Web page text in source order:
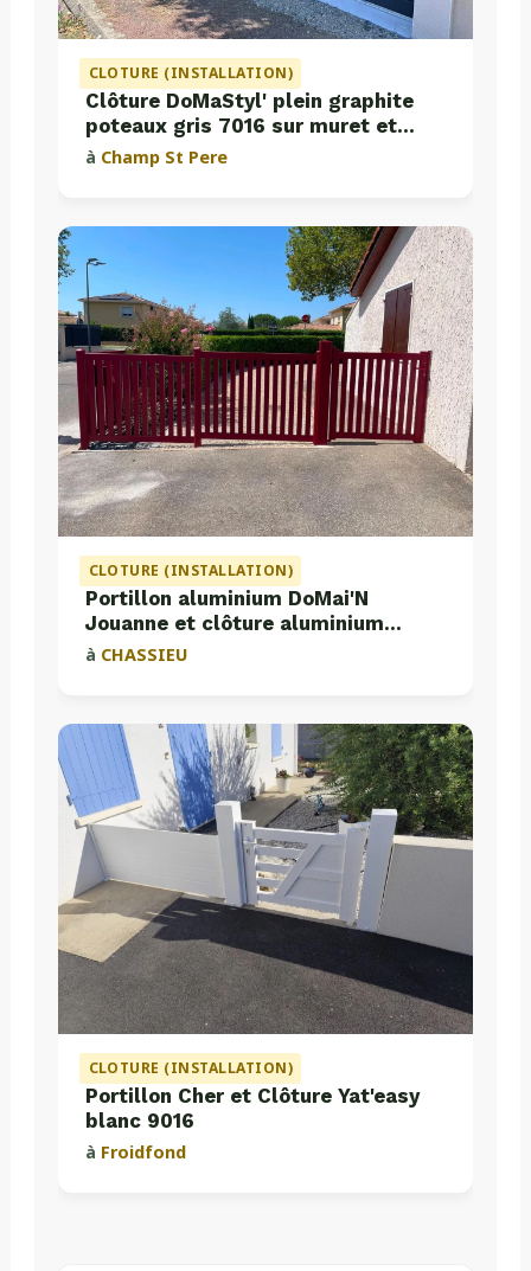
CLOTURE (INSTALLATION)
Clôture DoMaStyl' plein graphite
poteaux gris 7016 sur muret et
portail coulissant Classic Strong
à Champ St Pere
CLOTURE (INSTALLATION)
Portillon aluminium DoMai'N
Jouanne et clôture aluminium
Valette
à CHASSIEU
CLOTURE (INSTALLATION)
Portillon Cher et Clôture Yat'easy
blanc 9016
à Froidfond